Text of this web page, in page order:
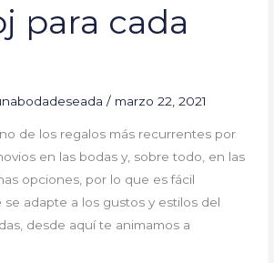
para cada
/ marzo 22, 2021
de los regalos más recurrentes por
en las bodas y, sobre todo, en las
opciones, por lo que es fácil
adapte a los gustos y estilos del
desde aquí te animamos a